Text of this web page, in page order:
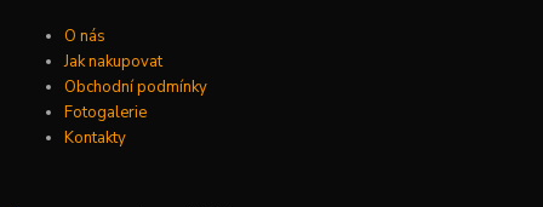
O nás
Jak nakupovat
Obchodní podmínky
Fotogalerie
Kontakty